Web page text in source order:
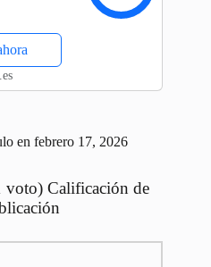
en febrero 17, 2026
voto) Calificación de